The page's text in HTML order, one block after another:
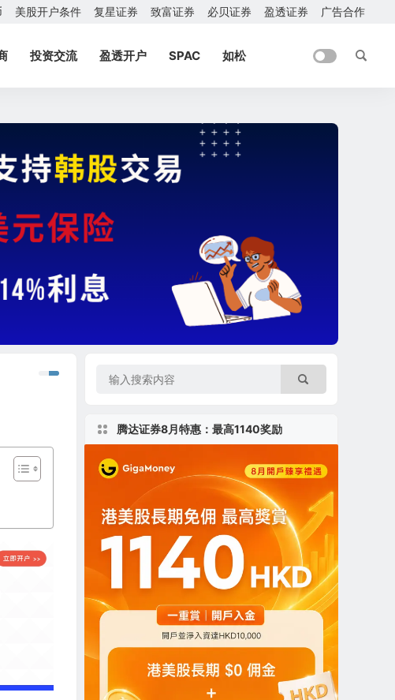
美股开户条件 复星证券 致富证券 必贝证券 盈透证券 广告合作
投资交流 盈透开户 SPAC 如松
腾达证券8月特惠：最高1140奖励